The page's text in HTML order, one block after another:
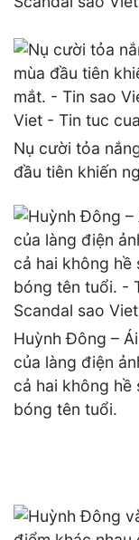
Nụ cười tỏa
đầu tiên khiến
Huỳnh Đông –
của làng điện
cả hai không hề
bóng tên tuổi.